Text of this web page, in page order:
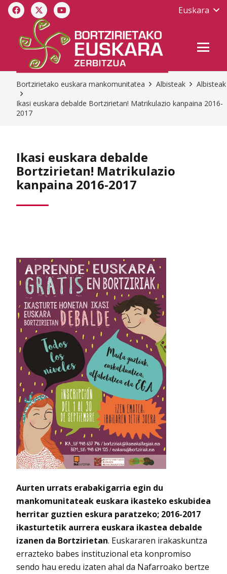
Euskara
Bortzirietako euskara mankomunitatea Albisteak
Albisteak
Ikasi euskara debalde Bortzirietan! Matrikulazio kanpaina 2016-
2017
Ikasi euskara debalde
Bortzirietan! Matrikulazio
kanpaina 2016-2017
Aurten urrats erabakigarria egin du
mankomunitateak euskara ikasteko eskubidea
herritar guztien eskura paratzeko; 2016-2017
ikasturtetik aurrera euskara ikastea debalde
izanen da Bortzirietan. Euskararen irakaskuntza
errazteko babes instituzional eta konpromiso
sendo hau eredu izaten ahal da Nafarroako bertze